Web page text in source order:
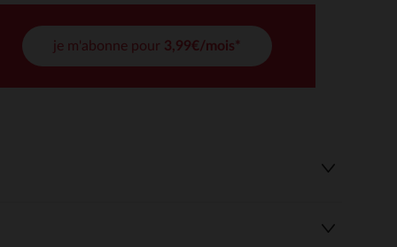
je m'abonne pour 3,99€/mois*